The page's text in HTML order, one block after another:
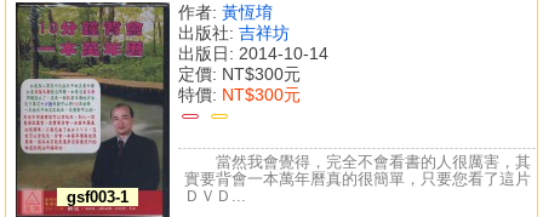
gsf003-1
作者: 黃恆堉
出版社: 吉祥坊
出版日: 2014-10-14
定價: NT$300元
特價: NT$300元
當然我會覺得，完全不會看書的人很厲害，其
實要背會一本萬年曆真的很簡單，只要您看了這片
ＤＶＤ...